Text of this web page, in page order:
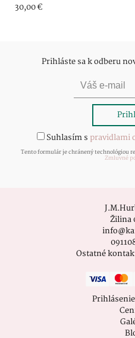
30,00€
Prihláste sa k odberu
Suhlasím s pravidlami
Tento formulár je chránený technológiou
Zmluvné
Žilina
Ostatné